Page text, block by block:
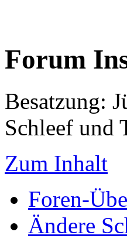
Forum
Besatzung:
Schleef und
Zum Inhalt
Foren-
Ändere